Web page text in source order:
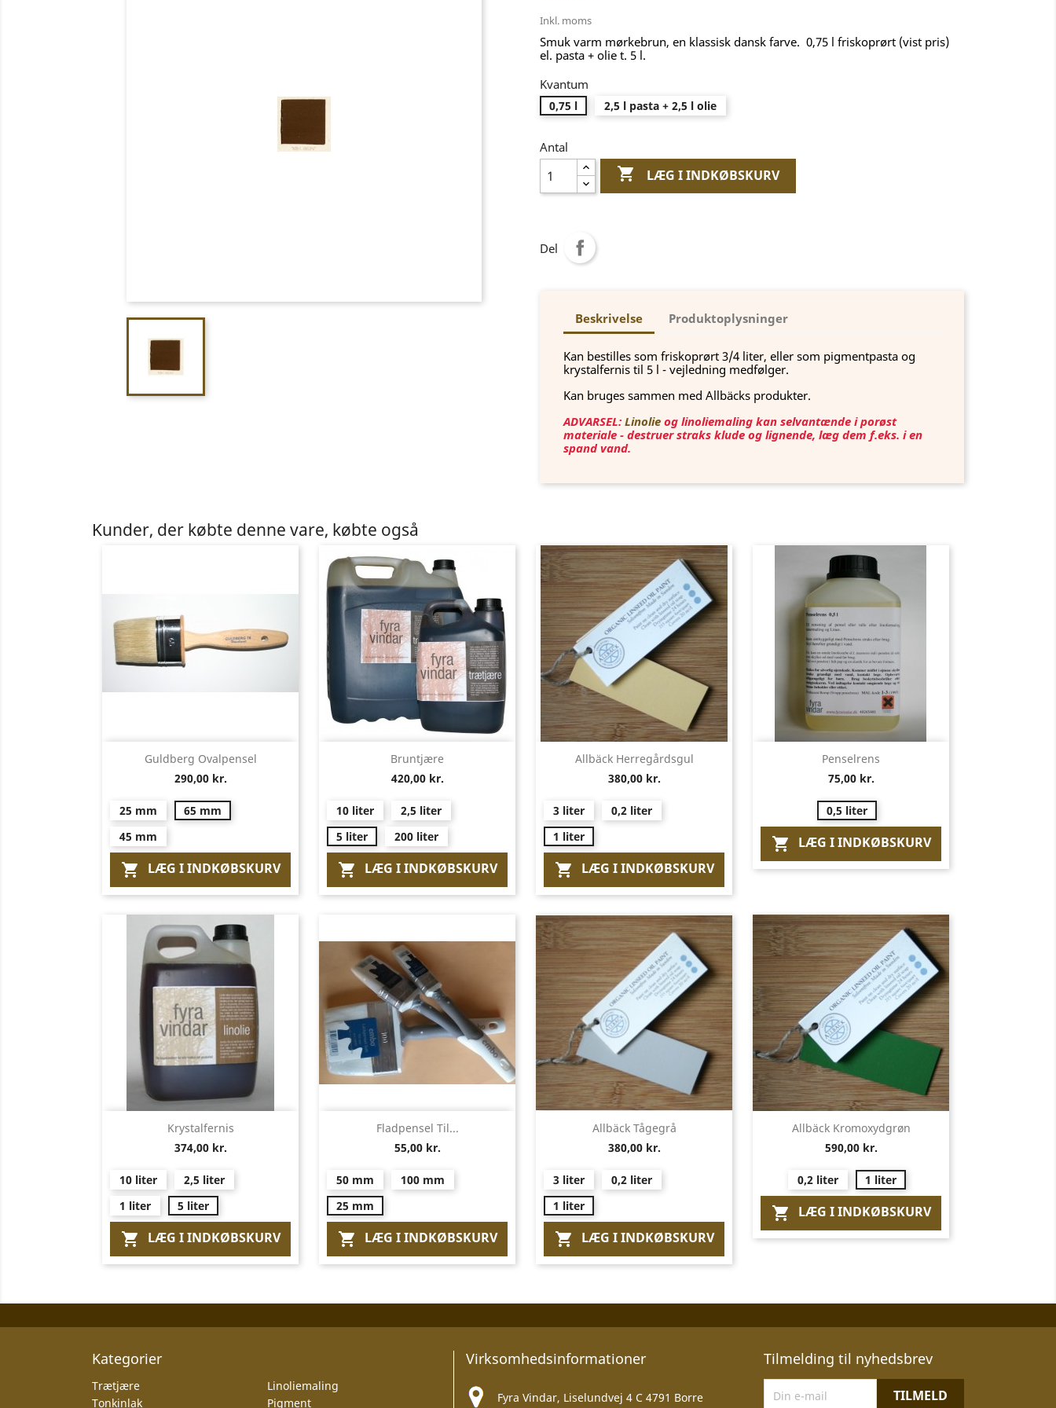
Inkl. moms
Smuk varm mørkebrun, en klassisk dansk farve. 0,75 l friskoprørt (vist pris)
el. pasta + olie t. 5 l.
Kvantum
0,75 l 2,5 l pasta + 2,5 l olie
Antal
 LÆG I INDKØBSKURV
Del
Beskrivelse Produktoplysninger
Kan bestilles som friskoprørt 3/4 liter, eller som pigmentpasta og
krystalfernis til 5 l - vejledning medfølger.
Kan bruges sammen med Allbäcks produkter.
ADVARSEL: Linolie og linoliemaling kan selvantænde i porøst
materiale - destruer straks klude og lignende, læg dem f.eks. i en
spand vand.
Kunder, der købte denne vare, købte også
Vis her
Guldberg Ovalpensel
290,00 kr.
25 mm
65 mm
45 mm
 LÆG I INDKØBSKURV
Vis her
Bruntjære
420,00 kr.
10 liter
2,5 liter
5 liter
200 liter
 LÆG I INDKØBSKURV
Vis her
Allbäck Herregårdsgul
380,00 kr.
3 liter
0,2 liter
1 liter
 LÆG I INDKØBSKURV
Vis her
Penselrens
75,00 kr.
0,5 liter
 LÆG I INDKØBSKURV
Vis her
Krystalfernis
374,00 kr.
10 liter
2,5 liter
1 liter
5 liter
 LÆG I INDKØBSKURV
Vis her
Fladpensel Til...
55,00 kr.
50 mm
100 mm
25 mm
 LÆG I INDKØBSKURV
Vis her
Allbäck Tågegrå
380,00 kr.
3 liter
0,2 liter
1 liter
 LÆG I INDKØBSKURV
Vis her
Allbäck Kromoxydgrøn
590,00 kr.
0,2 liter 1 liter
 LÆG I INDKØBSKURV
Kategorier
Trætjære
Linoliemaling
Tonkinlak
Pigment
Virksomhedsinformationer
Fyra Vindar, Liselundvej 4 C 4791 Borre
Tilmelding til nyhedsbrev